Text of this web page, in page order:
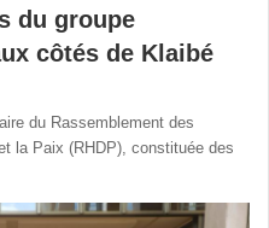
du groupe
côtés de Klaibé
du Rassemblement des
la Paix (RHDP), constituée des